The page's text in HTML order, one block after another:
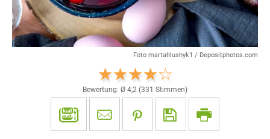
Foto martahlushyk1 / Depositphotos.com
Bewertung: Ø 4,2 (331 Stimmen)